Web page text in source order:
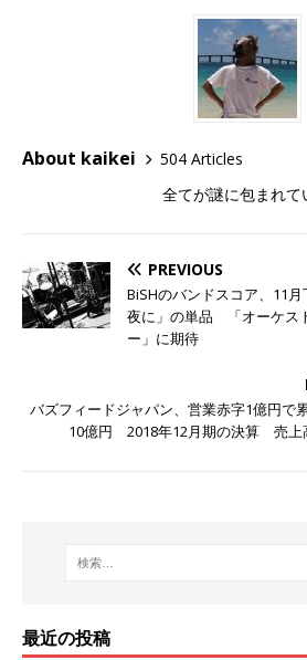
About kaikei
504 Articles
全てが謎に包まれて
PREVIOUS
BiSHのバンドスコア、11
夜に」の単品 「オーケス
ー」に期待
バズフィードジャパン、営業赤字1億円で
10億円 2018年12月期の決算 売上
最近の投稿